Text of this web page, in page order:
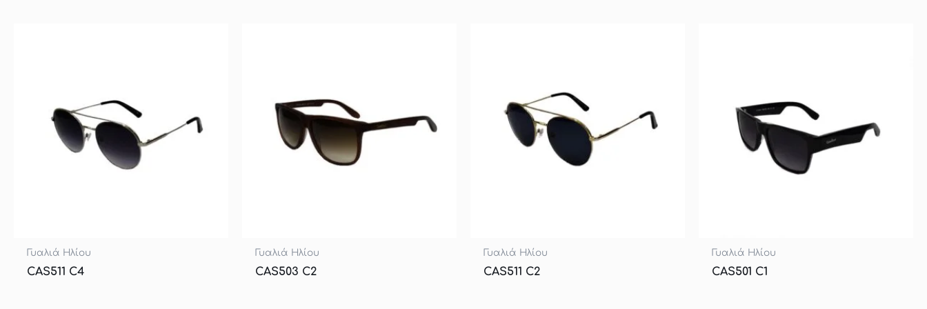
Γυαλιά Ηλίου
CAS511 C4
Γυαλιά Ηλίου
CAS503 C2
Γυαλιά Ηλίου
CAS511 C2
Γυαλιά Ηλίου
CAS501 C1